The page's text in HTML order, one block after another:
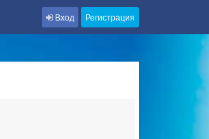
Вход Регистрация